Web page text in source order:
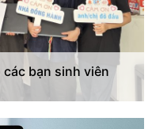
bạn sinh viên